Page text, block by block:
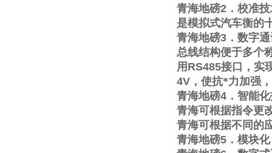
青海地磅2 ．校准
是模拟式汽车衡的
青海地磅3 ．数字
总线结构便于多个
用 RS485接口，实
4V ，使抗*力加强
青海地磅4 ．智能
青海可根据指令更
青海可根据不同的
青海地磅5 ．模块